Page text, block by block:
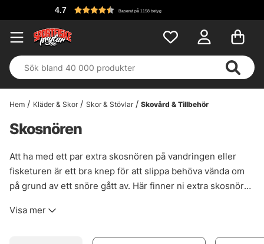
4.7 Baserat på 1158 betyg
Hem Kläder & Skor Skor & Stövlar Skovård & Tillbehör
Skosnören
Att ha med ett par extra skosnören på vandringen eller
fisketuren är ett bra knep för att slippa behöva vända om
på grund av ett snöre gått av. Här finner ni extra skosnören
Visa mer